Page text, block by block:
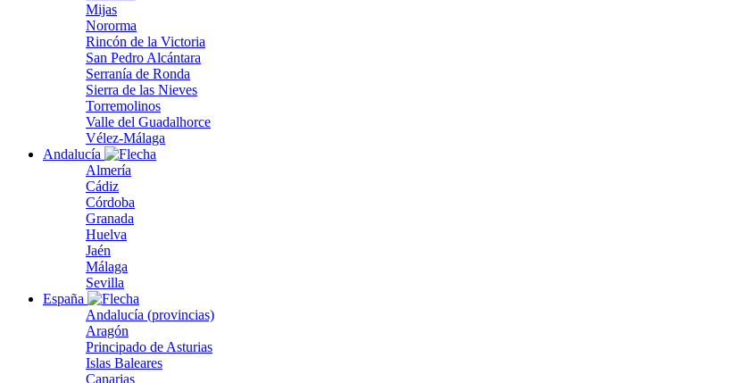
Mijas
Nororma
Rincón de la Victoria
San Pedro Alcántara
Serranía de Ronda
Sierra de las Nieves
Torremolinos
Valle del Guadalhorce
Vélez-Málaga
Andalucía
Almería
Cádiz
Córdoba
Granada
Huelva
Jaén
Málaga
Sevilla
España
Andalucía (provincias)
Aragón
Principado de Asturias
Islas Baleares
Canarias